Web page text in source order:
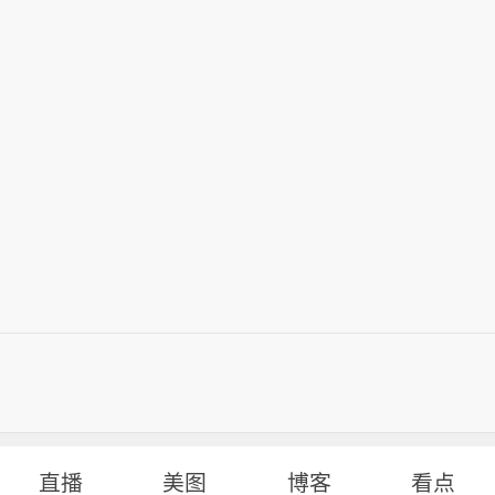
直播 美图 博客 看点